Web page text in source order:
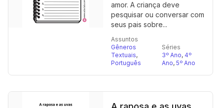
amor. A criança deve
pesquisar ou conversar com
seus pais sobre...
Assuntos
Gêneros
Textuais,
Português
Séries
3º Ano, 4º
Ano, 5º Ano